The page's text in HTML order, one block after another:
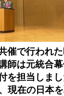
催で行われ
師は元統合
を担当しまし
現在の日本